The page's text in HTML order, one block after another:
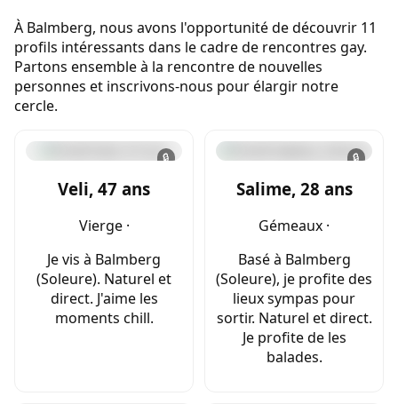
À Balmberg, nous avons l'opportunité de découvrir 11
profils intéressants dans le cadre de rencontres gay.
Partons ensemble à la rencontre de nouvelles
personnes et inscrivons-nous pour élargir notre
cercle.
🔒
Veli, 47 ans
Vierge ·
Je vis à Balmberg
(Soleure). Naturel et
direct. J'aime les
moments chill.
🔒
Salime, 28 ans
Gémeaux ·
Basé à Balmberg
(Soleure), je profite des
lieux sympas pour
sortir. Naturel et direct.
Je profite de les
balades.